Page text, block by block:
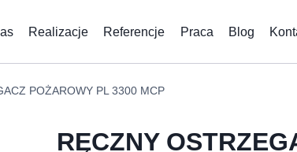
Realizacje Referencje Praca Blog
POŻAROWY PL 3300 MCP
RĘCZNY